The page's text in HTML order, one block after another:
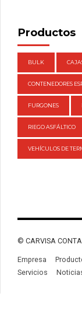
Productos
BULK
CONTENEDORES
FURGONES
RIEGO ASFÁLTICO
VEHÍCULOS DE
© CARVISA
Empresa
Servicios